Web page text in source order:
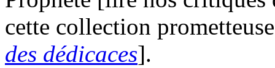
cette collection
des dédicaces].